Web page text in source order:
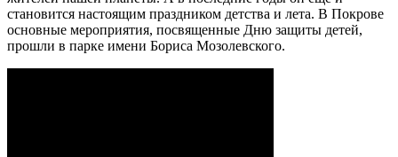
становится настоящим праздником детства и лета. В Покрове
основные мероприятия, посвященные Дню защиты детей,
прошли в парке имени Бориса Мозолевского.